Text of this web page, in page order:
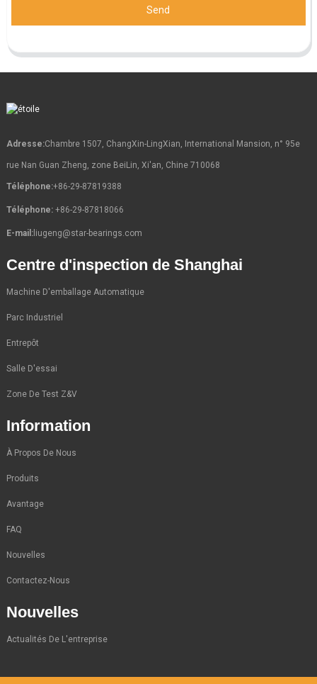
Send
Adresse:Chambre 1507, ChangXin-LingXian, International Mansion, n° 95e
rue Nan Guan Zheng, zone BeiLin, Xi'an, Chine 710068
Téléphone:+86-29-87819388
Téléphone: +86-29-87818066
E-mail:liugeng@star-bearings.com
Centre d'inspection de Shanghai
Machine D'emballage Automatique
Parc Industriel
Entrepôt
Salle D'essai
Zone De Test Z&V
Information
À Propos De Nous
Produits
Avantage
FAQ
Nouvelles
Contactez-Nous
Nouvelles
Actualités De L'entreprise